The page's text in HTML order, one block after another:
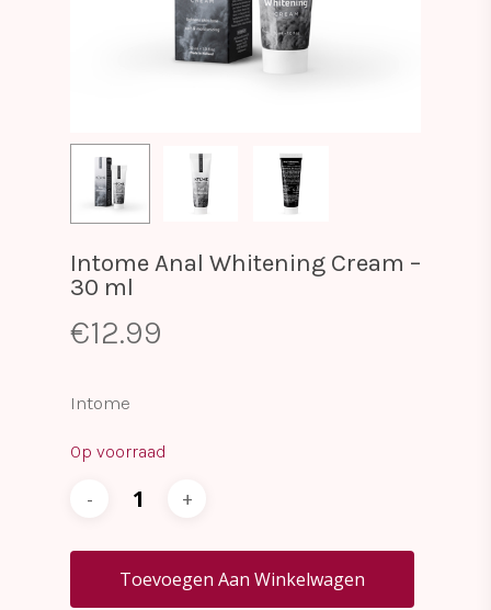
Intome Anal Whitening Cream –
30 ml
€12.99
Intome
Op voorraad
Toevoegen Aan Winkelwagen